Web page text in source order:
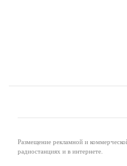
Размещение рекламной и
радиостанциях и в интернете.